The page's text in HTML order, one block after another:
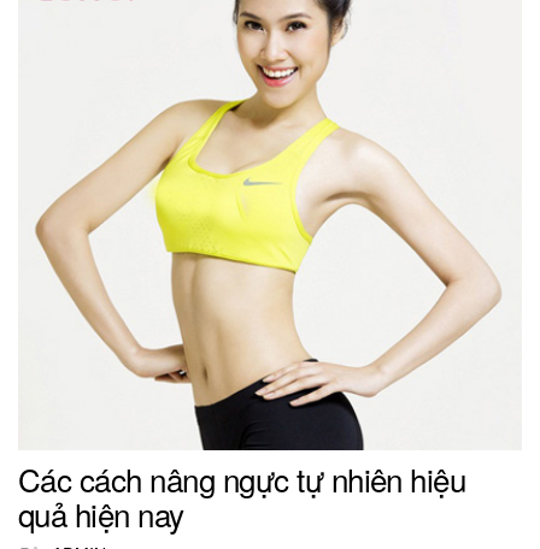
Các cách nâng ngực tự nhiên hiệu
quả hiện nay